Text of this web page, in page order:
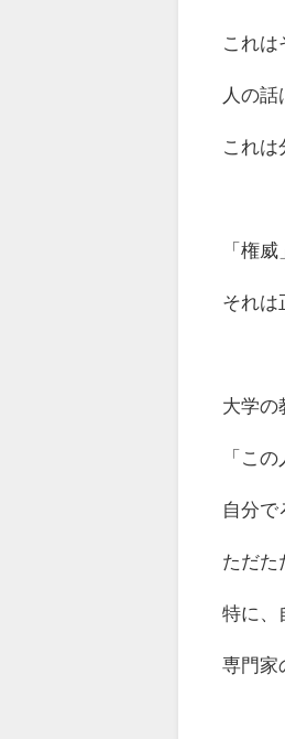
これ
人の
これは
「権
それは
大学の
「こ
自分で
ただた
特に、
専門家